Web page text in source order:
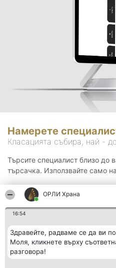
ОРЛИ Храна
16:54
Здравейте, радваме се да ви
Моля, кликнете върху
разговора!
Намерете
Класацията събира, най -
Търсите специалист близо до
търсачка. Използвайте само